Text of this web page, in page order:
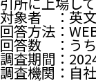
対象者 ：英
回答方法：
回答数 ：う
調査期間：
調査機関：自